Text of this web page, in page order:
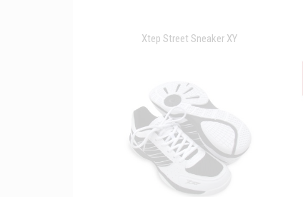
Xtep Street Sneaker XY